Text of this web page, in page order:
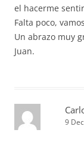
el hacerme
Falta poco,
Un abrazo muy
Juan.
9